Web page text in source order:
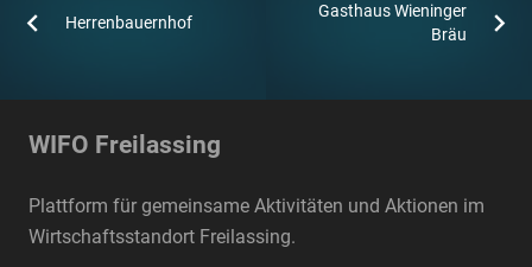
Herrenbauernhof
Gasthaus Wieninger
Bräu
WIFO Freilassing
Plattform für gemeinsame Aktivitäten und Aktionen im
Wirtschaftsstandort Freilassing.